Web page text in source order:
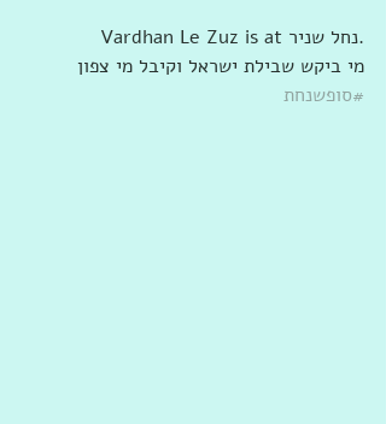
Vardhan Le Zuz is at ‎‎נחל שניר‎‎.
מי ביקש שבילת ישראל וקיבל מי צפון
#סופשנחת